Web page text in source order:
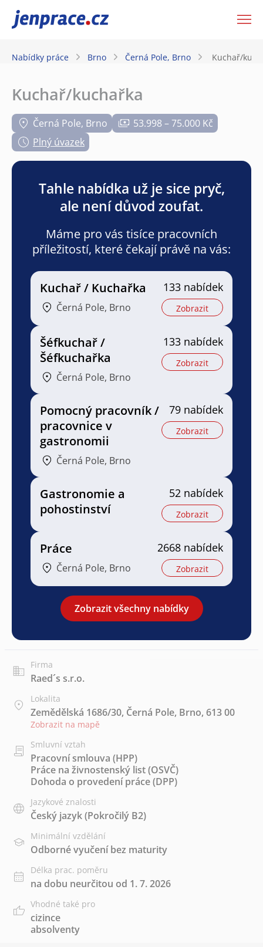
JenPráce.cz
Nabídky práce Brno Černá Pole, Brno Kuchař/
Kuchař/kuchařka
Černá Pole, Brno
53.998 – 75.000 Kč
Plný úvazek
Tahle nabídka už je sice pryč,
ale není důvod zoufat.
Máme pro vás tisíce pracovních
příležitostí, které čekají právě na vás:
Kuchař / Kuchařka
Černá Pole, Brno
133 nabídek
Zobrazit
Šéfkuchař /
Šéfkuchařka
Černá Pole, Brno
133 nabídek
Zobrazit
Pomocný pracovník /
pracovnice v
gastronomii
Černá Pole, Brno
79 nabídek
Zobrazit
Gastronomie a
pohostinství
52 nabídek
Zobrazit
Práce
Černá Pole, Brno
2668 nabídek
Zobrazit
Zobrazit všechny nabídky
Firma
Raed´s s.r.o.
Lokalita
Zemědělská 1686/30, Černá Pole, Brno, 613 00
Zobrazit na mapě
Smluvní vztah
Pracovní smlouva (HPP)
Práce na živnostenský list (OSVČ)
Dohoda o provedení práce (DPP)
Jazykové znalosti
Český jazyk(Pokročilý B2)
Minimální vzdělání
Odborné vyučení bez maturity
Délka prac. poměru
na dobu neurčitou od 1. 7. 2026
Vhodné také pro
cizince
absolventy